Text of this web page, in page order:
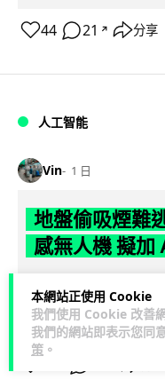
本網站正使用 Cookie
我們使用 Cookie 改善
我們的網站即表示您同
策 。
44 21 ↗ 分享
人工智能
Vin 1 日
地盤偷吸煙難
感無人機 擬加
勞工處投入配備熱感應
地盤違例吸煙，並正研
分析功能，結合三大技